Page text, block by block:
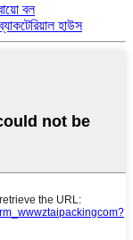
বল
হাউস